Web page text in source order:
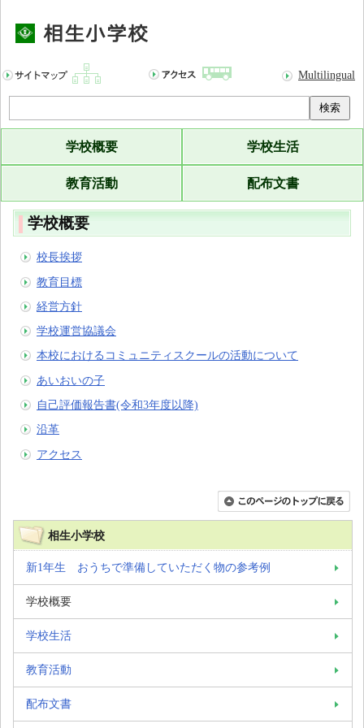
Multilingual
検索
学校概要 学校生活
教育活動 配布文書
学校概要
校長挨拶
教育目標
経営方針
学校運営協議会
本校におけるコミュニティスクールの活動について
あいおいの子
自己評価報告書(令和3年度以降)
沿革
アクセス
相生小学校
新1年生 おうちで準備していただく物の参考例
学校概要
学校生活
教育活動
配布文書